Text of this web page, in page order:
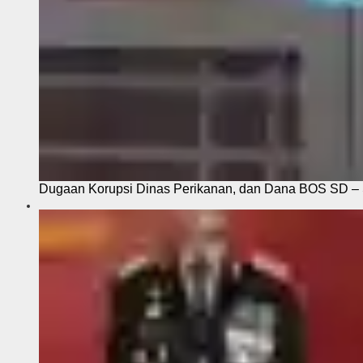
Dugaan Korupsi Dinas Perikanan, dan Dana BOS SD